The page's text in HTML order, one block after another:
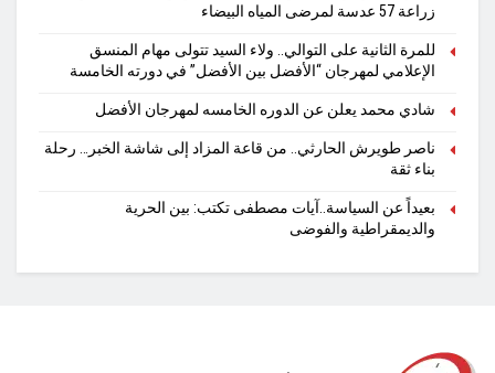
زراعة 57 عدسة لمرضى المياه البيضاء
للمرة الثانية على التوالي.. ولاء السيد تتولى مهام المنسق
الإعلامي لمهرجان “الأفضل بين الأفضل” في دورته الخامسة
شادي محمد يعلن عن الدوره الخامسه لمهرجان الأفضل
ناصر طويرش الحارثي.. من قاعة المزاد إلى شاشة الخبر… رحلة
بناء ثقة
بعيداً عن السياسة..آيات مصطفى تكتب: بين الحرية
والديمقراطية والفوضى